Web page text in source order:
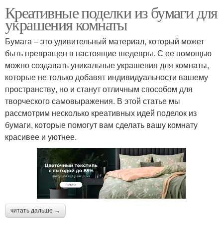
Креативные поделки из бумаги для
украшения комнаты
Бумага – это удивительный материал, который может
быть превращен в настоящие шедевры. С ее помощью
можно создавать уникальные украшения для комнаты,
которые не только добавят индивидуальности вашему
пространству, но и станут отличным способом для
творческого самовыражения. В этой статье мы
рассмотрим несколько креативных идей поделок из
бумаги, которые помогут вам сделать вашу комнату
красивее и уютнее.
читать дальше →